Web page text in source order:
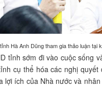
Hà Anh Dũng tham gia thảo luận tại
tỉnh sớm đi vào cuộc sống
cụ thể hóa các nghị
lợi ích của Nhà nước và